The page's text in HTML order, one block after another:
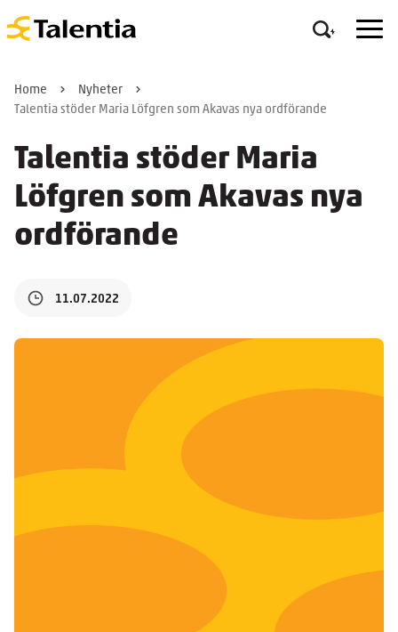
Home
Nyheter
Talentia stöder Maria Löfgren som Akavas nya ordförande
Talentia stöder Maria
Löfgren som Akavas nya
ordförande
11.07.2022